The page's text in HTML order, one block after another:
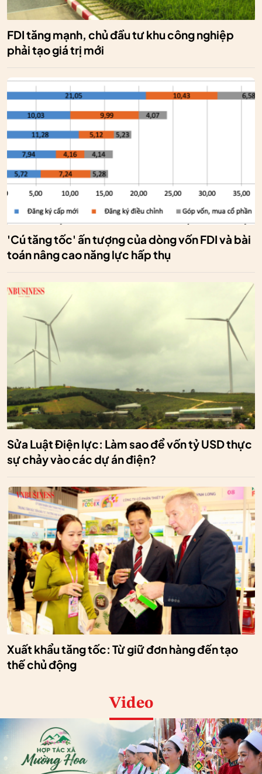
FDI tăng mạnh, chủ đầu tư khu công nghiệp
phải tạo giá trị mới
'Cú tăng tốc' ấn tượng của dòng vốn FDI và bài
toán nâng cao năng lực hấp thụ
Sửa Luật Điện lực: Làm sao để vốn tỷ USD thực
sự chảy vào các dự án điện?
Xuất khẩu tăng tốc: Từ giữ đơn hàng đến tạo
thế chủ động
Video